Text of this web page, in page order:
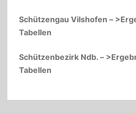
Schützengau Vilshofen –
Tabellen
Schützenbezirk Ndb. –
Tabellen